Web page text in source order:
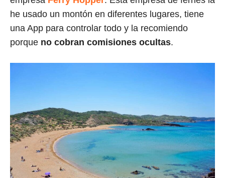
he usado un montón en diferentes lugares, tiene
una App para controlar todo y la recomiendo
porque no cobran comisiones ocultas.